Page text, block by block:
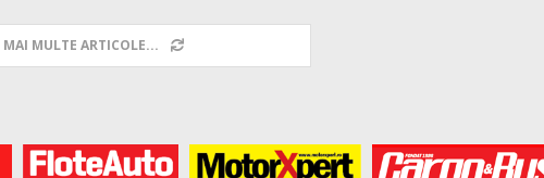
MAI MULTE ARTICOLE...